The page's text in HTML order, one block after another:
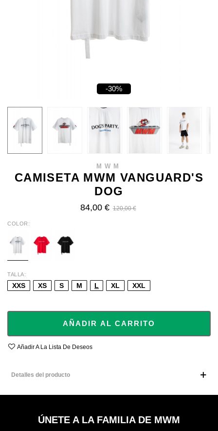
-30%
MWM
CAMISETA MWM VANGUARD'S
DOG
84,00 € 120,00 €
COLOR
TALLA
XXS XS S M L XL XXL
AÑADIR AL CARRITO
Añadir A La Lista De Deseos
Detalles del producto
ÚNETE A LA FAMILIA DE MWM